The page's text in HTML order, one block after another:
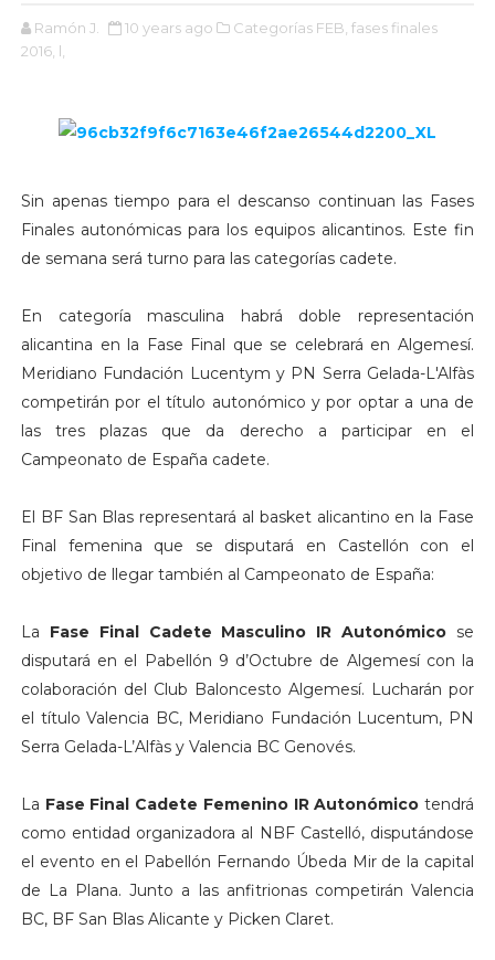
Ramón J. 10 years ago Categorías FEB, fases finales
2016, l,
Sin apenas tiempo para el descanso continuan las Fases
Finales autonómicas para los equipos alicantinos. Este fin
de semana será turno para las categorías cadete.
En categoría masculina habrá doble representación
alicantina en la Fase Final que se celebrará en Algemesí.
Meridiano Fundación Lucentym y PN Serra Gelada-L'Alfàs
competirán por el título autonómico y por optar a una de
las tres plazas que da derecho a participar en el
Campeonato de España cadete.
El BF San Blas representará al basket alicantino en la Fase
Final femenina que se disputará en Castellón con el
objetivo de llegar también al Campeonato de España:
La Fase Final Cadete Masculino IR Autonómico se
disputará en el Pabellón 9 d’Octubre de Algemesí con la
colaboración del Club Baloncesto Algemesí. Lucharán por
el título Valencia BC, Meridiano Fundación Lucentum, PN
Serra Gelada-L’Alfàs y Valencia BC Genovés.
La Fase Final Cadete Femenino IR Autonómico tendrá
como entidad organizadora al NBF Castelló, disputándose
el evento en el Pabellón Fernando Úbeda Mir de la capital
de La Plana. Junto a las anfitrionas competirán Valencia
BC, BF San Blas Alicante y Picken Claret.